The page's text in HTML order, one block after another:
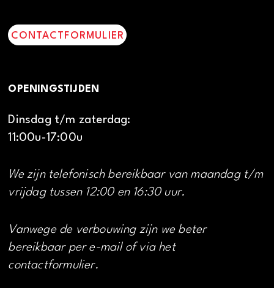
CONTACTFORMULIER
OPENINGSTIJDEN
Dinsdag t/m zaterdag:
11:00u-17:00u
We zijn telefonisch bereikbaar van maandag t/m
vrijdag tussen 12:00 en 16:30 uur.
Vanwege de verbouwing zijn we beter
bereikbaar per e-mail of via het
contactformulier.